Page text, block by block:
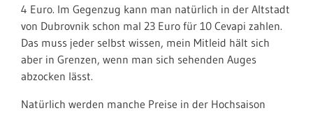
4 Euro. Im Gegenzug kann man natürlich in der Altstadt
von Dubrovnik schon mal 23 Euro für 10 Cevapi zahlen.
Das muss jeder selbst wissen, mein Mitleid hält sich
aber in Grenzen, wenn man sich sehenden Auges
abzocken lässt.
Natürlich werden manche Preise in der Hochsaison